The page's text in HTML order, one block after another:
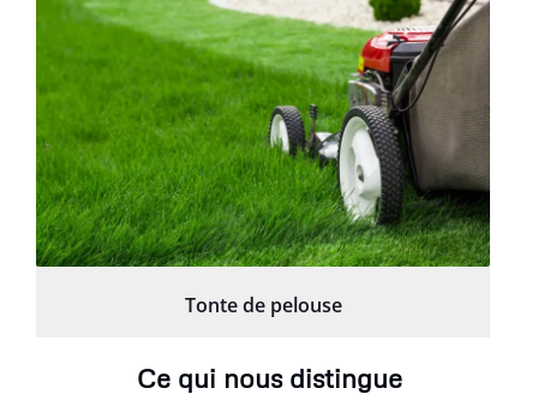
Tonte de pelouse
Ce qui nous distingue